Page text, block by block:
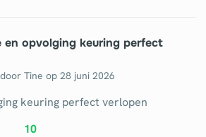
en opvolging keuring perfect
Tine op 28 juni 2026
keuring perfect verlopen
10